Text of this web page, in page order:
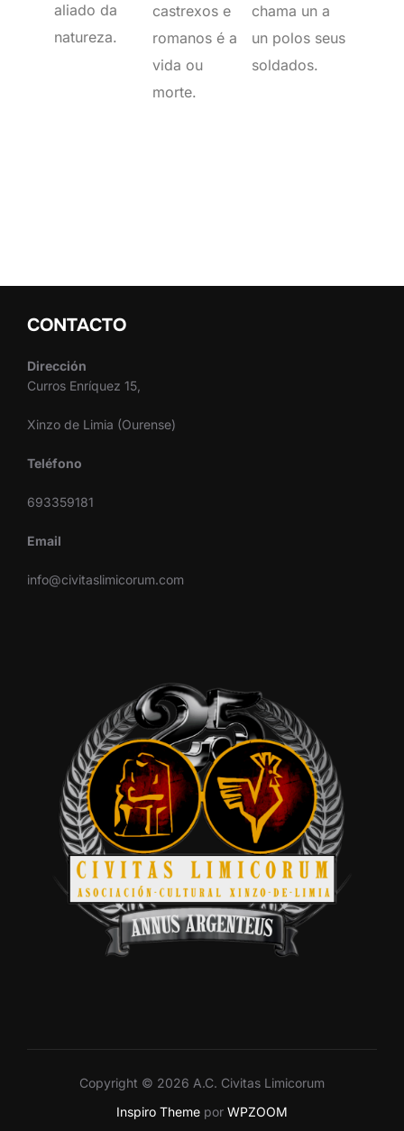
aliado da
natureza.
castrexos e
romanos é a
vida ou
morte.
chama un a
un polos seus
soldados.
CONTACTO
Dirección
Curros Enríquez 15,
Xinzo de Limia (Ourense)
Teléfono
693359181
Email
info@civitaslimicorum.com
Copyright © 2026 A.C. Civitas Limicorum
Inspiro Theme por WPZOOM